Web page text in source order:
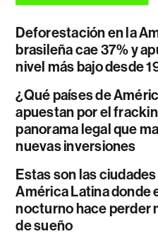
Deforestación en la
brasileña cae 37% y
nivel más bajo desde
¿Qué países de
apuestan por el
panorama legal que
nuevas inversiones
Estas son las
América Latina donde
nocturno hace perder
de sueño